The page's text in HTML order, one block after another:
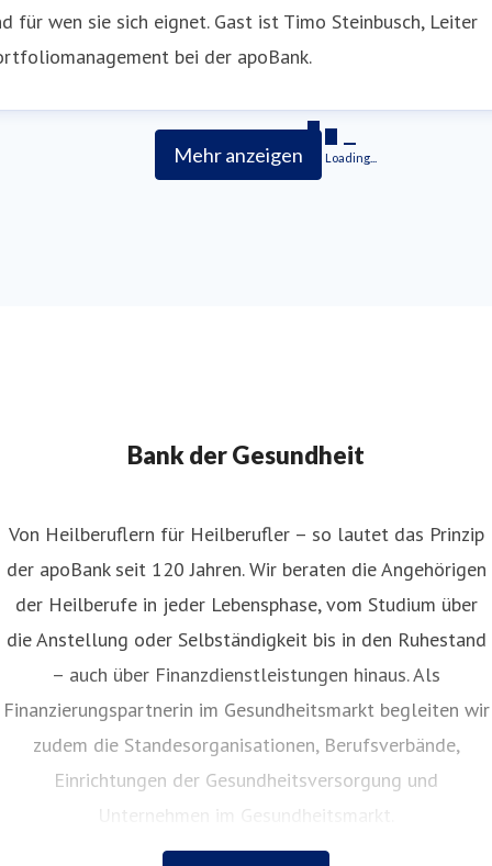
für wen sie sich eignet. Gast ist Timo Steinbusch, Leiter
bei der apoBank.
Mehr anzeigen Loading...
Bank der Gesundheit
Von Heilberuflern für Heilberufler – so lautet das Prinzip
der apoBank seit 120 Jahren. Wir beraten die Angehörigen
der Heilberufe in jeder Lebensphase, vom Studium über
die Anstellung oder Selbständigkeit bis in den Ruhestand
– auch über Finanzdienstleistungen hinaus. Als
Finanzierungspartnerin im Gesundheitsmarkt begleiten wir
zudem die Standesorganisationen, Berufsverbände,
Einrichtungen der Gesundheitsversorgung und
Unternehmen im Gesundheitsmarkt.